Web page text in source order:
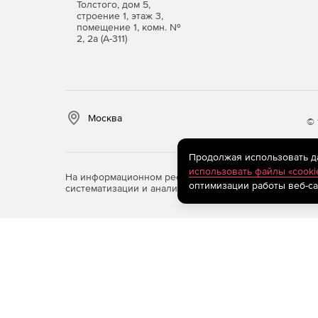
наружения и лечения вирусов в любых
практиче­ски любые форматы архиваторов и
Толстого, дом 5,
строение 1, этаж 3,
помещение 1, комн. №
2, 2а (А-311)
Москва ©
На информационном ресурсе store.softline.ru
систематизации и анализа сведений, относящихся
Продолжая использовать
использовать файлы
оптимизации работы веб-